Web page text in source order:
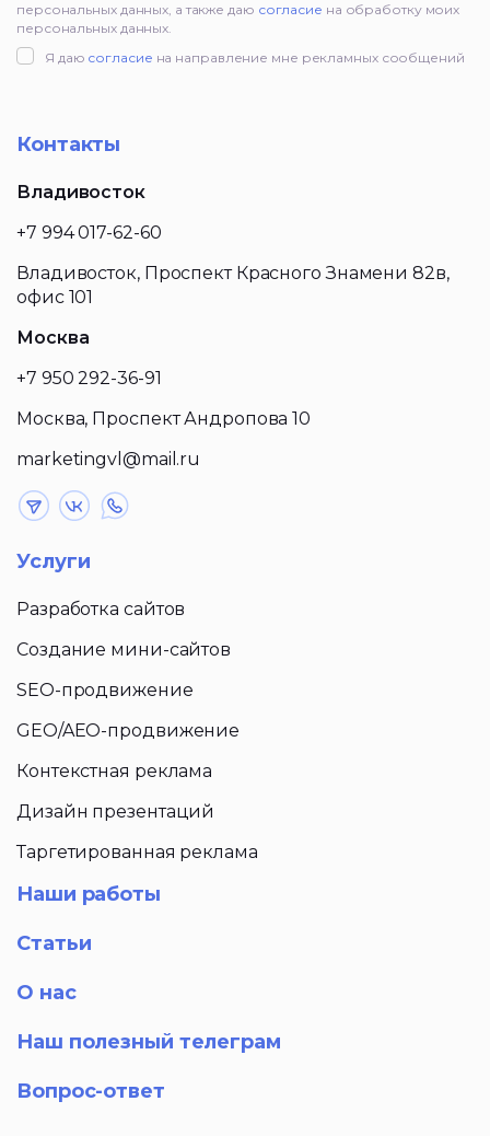
персональных данных, а также даю согласие на обработку моих
персональных данных.
Я даю согласие на направление мне рекламных сообщений
Контакты
Владивосток
+7 994 017-62-60
Владивосток, Проспект Красного Знамени 82в,
офис 101
Москва
+7 950 292-36-91
Москва, Проспект Андропова 10
marketingvl@mail.ru
Услуги
Разработка сайтов
Создание мини-сайтов
SEO-продвижение
GEO/AEO-продвижение
Контекстная реклама
Дизайн презентаций
Таргетированная реклама
Наши работы
Статьи
О нас
Наш полезный телеграм
Вопрос-ответ